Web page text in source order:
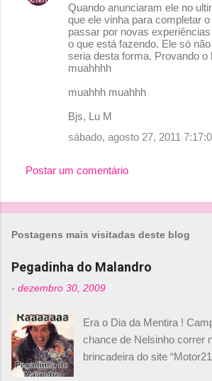
Quando anunciaram ele no
que ele vinha para completar
passar por novas
o que está fazendo. Ele só
seria desta forma. Provando o
muahhhh
muahhh muahhh
Bjs, Lu M
sábado, agosto 27, 2011
Postar um comentário
Postagens mais visitadas deste blog
Pegadinha do Malandro
- dezembro 30, 2009
Era o Dia da Mentira !
chance de Nelsinho correr
brincadeira do site